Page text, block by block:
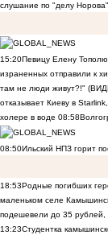
слушание по "делу
15:20Певицу Елену Тополю
израненных отправили к
там не люди живут?!"
отказывает Киеву в
холере в воде 08:58
08:50Ильский НПЗ горит
18:53Родные погибших
маленьком селе
подешевели до 35 рублей,
13:23Студентка